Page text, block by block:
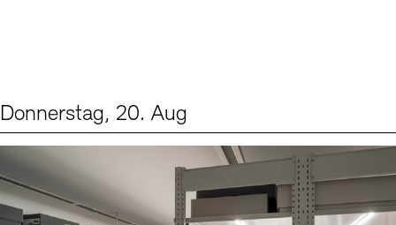
Donnerstag, 20. Aug